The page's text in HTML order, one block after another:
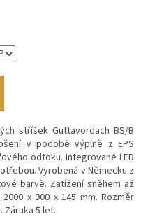
stříšek Guttavordach BS/B
v podobě výplně z EPS
odtoku. Integrované LED
Vyrobená v Německu z
barvě. Zatížení sněhem až
x 900 x 145 mm. Rozměr
Záruka 5 let.